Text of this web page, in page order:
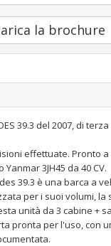
la brochure
39.3 del 2007, di
effettuate. Pronto a
3JH45 da 40 CV.
39.3 è una barca a
per i suoi volumi, la
unità da 3 cabine +
pronta per l'uso, con